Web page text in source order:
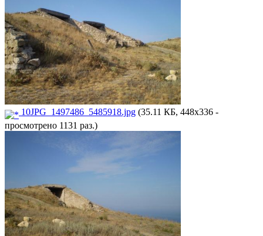
10JPG_1497486_5485918.jpg (35.11 КБ, 448x336 -
просмотрено 1131 раз.)